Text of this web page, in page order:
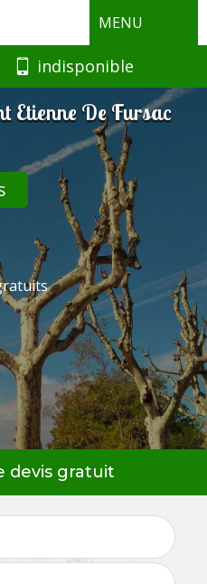
MENU
indisponible
Etienne De Fursac
devis gratuit